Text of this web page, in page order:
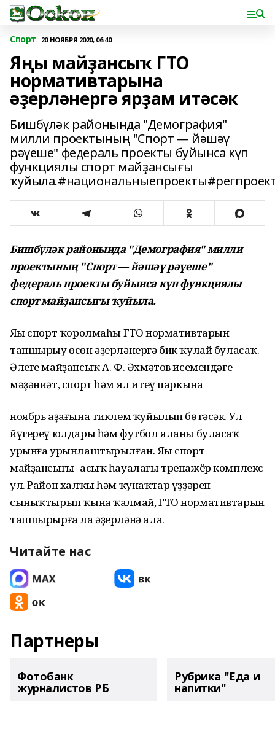
Спорт 20 НОЯБРЯ 2020, 06:40
Яңы майҙансыҡ ГТО
нормативтарына
әҙерләнергә ярҙам итәсәк
Бишбүләк районында "Демография"
милли проектының "Спорт — йәшәү
рәүеше" федераль проекты буйынса күп
функциялы спорт майҙансығы
Бишбүләк районында "Демография" милли
проектының "Спорт — йәшәү рәүеше"
федераль проекты буйынса күп функциялы
спорт майҙансығы ҡуйыла.
Яңы спорт ҡоролмаһы ГТО нормативтарын
тапшырыу өсөн әҙерләнергә бик ҡулай буласаҡ.
Әлеге майҙансыҡ А. Ф. Әхмәтов исемендәге
мәҙәниәт, спорт һәм ял итеү паркына
ноябрь аҙағына тиклем ҡуйылып бөтәсәк. Ул
йүгереү юлдары һәм футбол яланы буласаҡ
урынға урынлаштырылған. Яңы спорт
майҙансығы- асыҡ һауалағы тренажёр комплекс
ул. Район халҡы һәм ҡунаҡтар үҙҙәрен
сыныҡтырып ҡына ҡалмай, ГТО нормативтарын
тапшырырға ла әҙерләнә ала.
Читайте нас
Партнеры
Фотобанк
журналистов РБ
Рубрика "Еда и
напитки"